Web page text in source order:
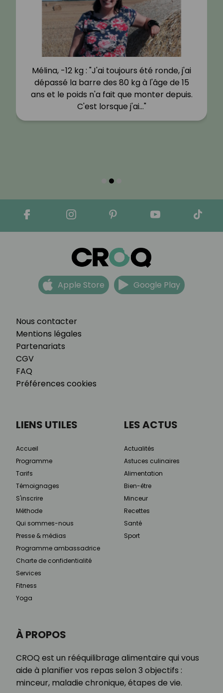
Mélina, -12 kg : "J'ai toujours été ronde, j'ai
dépassé la barre des 80 kg à l'âge de 15
ans et le poids n'a fait que monter depuis.
C'est lorsque j'ai…"
Nous contacter
Mentions légales
Partenariats
CGV
FAQ
Préférences cookies
Apple Store Google Play
À PROPOS
CROQ est un rééquilibrage alimentaire qui vous
aide à planifier vos repas selon 3 objectifs :
minceur, maladie chronique, étapes de vie.
LIENS UTILES
Accueil
Programme
Tarifs
Témoignages
S'inscrire
Méthode
Qui sommes-nous
Presse & médias
Programme ambassadrice
Charte de confidentialité
Services
Fitness
Yoga
LES ACTUS
Actualités
Astuces culinaires
Alimentation
Bien-être
Minceur
Recettes
Santé
Sport